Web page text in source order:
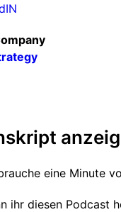
eine Minute
ihr diesen Podcast